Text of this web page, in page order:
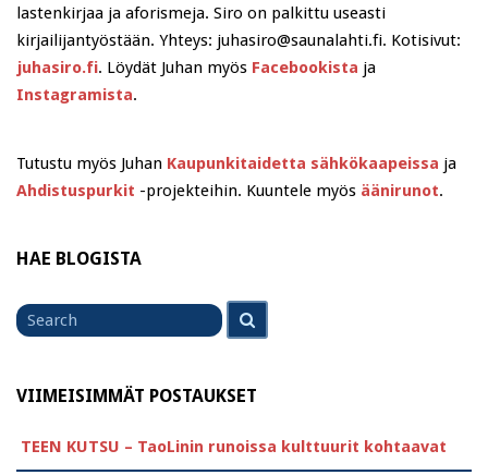
lastenkirjaa ja aforismeja. Siro on palkittu useasti
kirjailijantyöstään. Yhteys: juhasiro@saunalahti.fi. Kotisivut:
juhasiro.fi. Löydät Juhan myös Facebookista ja
Instagramista.
Tutustu myös Juhan Kaupunkitaidetta sähkökaapeissa ja
Ahdistuspurkit -projekteihin. Kuuntele myös äänirunot.
HAE BLOGISTA
Search
for
VIIMEISIMMÄT POSTAUKSET
TEEN KUTSU – TaoLinin runoissa kulttuurit kohtaavat